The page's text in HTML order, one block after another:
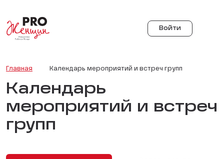
Войти
Главная Календарь мероприятий и встреч групп
Календарь
мероприятий и встреч
групп